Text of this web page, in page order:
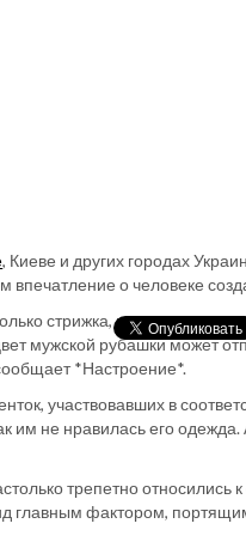
, Киеве и других городах
впечатление о человеке
стрижка, но и цвет
мужской рубашки может
*Настроение*.
участвовавших в
им не нравилась его
трепетно относились
главным фактором,